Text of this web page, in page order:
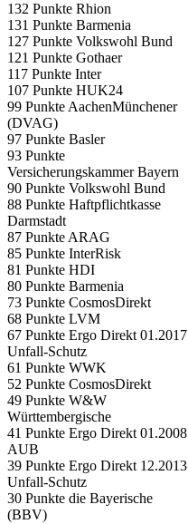
132 Punkte Rhion
131 Punkte Barmenia
127 Punkte Volkswohl Bund
121 Punkte Gothaer
117 Punkte Inter
107 Punkte HUK24
99 Punkte AachenMünchener
(DVAG)
97 Punkte Basler
93 Punkte
Versicherungskammer Bayern
90 Punkte Volkswohl Bund
88 Punkte Haftpflichtkasse
Darmstadt
87 Punkte ARAG
85 Punkte InterRisk
81 Punkte HDI
80 Punkte Barmenia
73 Punkte CosmosDirekt
68 Punkte LVM
67 Punkte Ergo Direkt 01.2017
Unfall-Schutz
61 Punkte WWK
52 Punkte CosmosDirekt
49 Punkte W&W
Württembergische
41 Punkte Ergo Direkt 01.2008
AUB
39 Punkte Ergo Direkt 12.2013
Unfall-Schutz
30 Punkte die Bayerische
(BBV)